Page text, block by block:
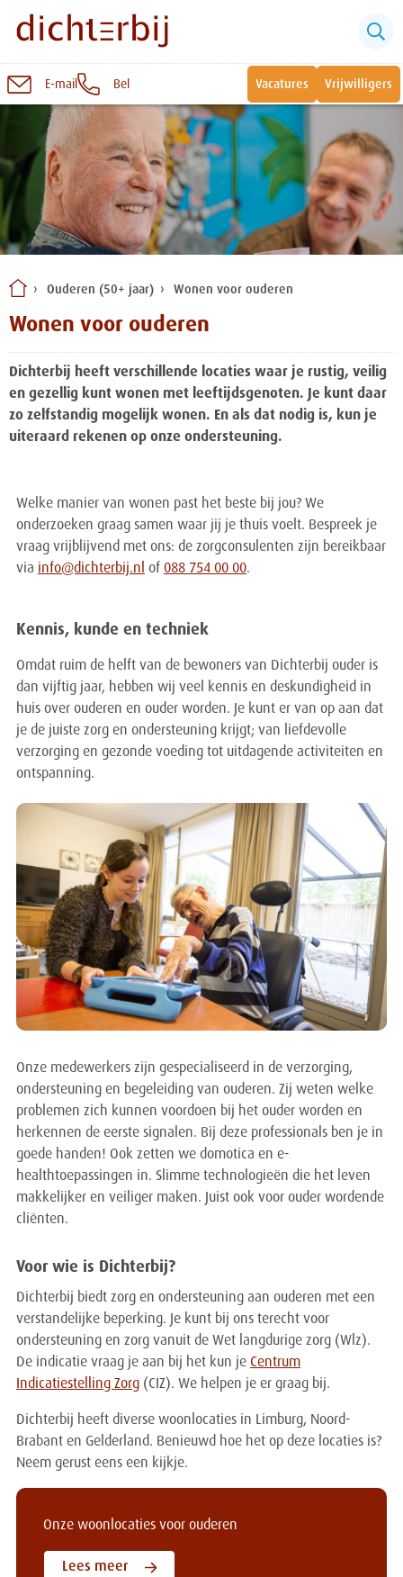
Naar
E-mail Bel Vacatures Vrijwilligers
Ouderen (50+ jaar) Wonen voor ouderen
Wonen voor ouderen
Dichterbij heeft verschillende locaties waar je rustig, veilig
en gezellig kunt wonen met leeftijdsgenoten. Je kunt daar
zo zelfstandig mogelijk wonen. En als dat nodig is, kun je
uiteraard rekenen op onze ondersteuning.
Welke manier van wonen past het beste bij jou? We
onderzoeken graag samen waar jij je thuis voelt. Bespreek je
vraag vrijblijvend met ons: de zorgconsulenten zijn bereikbaar
via info@dichterbij.nl of 088 754 00 00.
Kennis, kunde en techniek
Omdat ruim de helft van de bewoners van Dichterbij ouder is
dan vijftig jaar, hebben wij veel kennis en deskundigheid in
huis over ouderen en ouder worden. Je kunt er van op aan dat
je de juiste zorg en ondersteuning krijgt; van liefdevolle
verzorging en gezonde voeding tot uitdagende activiteiten en
ontspanning.
Onze medewerkers zijn gespecialiseerd in de verzorging,
ondersteuning en begeleiding van ouderen. Zij weten welke
problemen zich kunnen voordoen bij het ouder worden en
herkennen de eerste signalen. Bij deze professionals ben je in
goede handen! Ook zetten we domotica en e-
healthtoepassingen in. Slimme technologieën die het leven
makkelijker en veiliger maken. Juist ook voor ouder wordende
cliënten.
Voor wie is Dichterbij?
Dichterbij biedt zorg en ondersteuning aan ouderen met een
verstandelijke beperking. Je kunt bij ons terecht voor
ondersteuning en zorg vanuit de Wet langdurige zorg (Wlz).
De indicatie vraag je aan bij het kun je Centrum
Indicatiestelling Zorg (CIZ). We helpen je er graag bij.
Dichterbij heeft diverse woonlocaties in Limburg, Noord-
Brabant en Gelderland. Benieuwd hoe het op deze locaties is?
Neem gerust eens een kijkje.
Onze woonlocaties voor ouderen
Lees meer
Sluiten
Snel naar:
Wonen bij Dichterbij
Vrije dagbestedingsplekken